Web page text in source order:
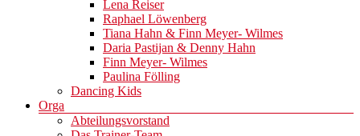
Lena Reiser
Raphael Löwenberg
Tiana Hahn & Finn Meyer- Wilmes
Daria Pastijan & Denny Hahn
Finn Meyer- Wilmes
Paulina Fölling
Dancing Kids
Orga
Abteilungsvorstand